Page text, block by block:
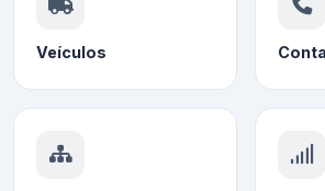
Veículos